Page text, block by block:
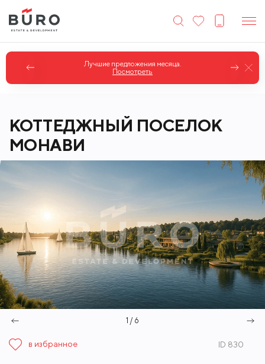
Лучшие предложения месяца.
Посмотреть
КОТТЕДЖНЫЙ ПОСЕЛОК
МОНАВИ
1 / 6
в избранное ID 830